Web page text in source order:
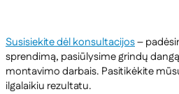
Susisiekite dėl konsultacijos–
sprendimą, pasiūlysime grindų
montavimo darbais. Pasitikėkite
ilgalaikiu rezultatu.